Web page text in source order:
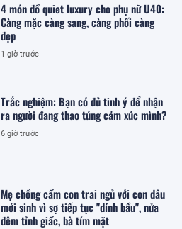
4 món đồ quiet luxury cho phụ nữ U40:
Càng mặc càng sang, càng phối càng
đẹp
1 giờ trước
Trắc nghiệm: Bạn có đủ tinh ý để nhận
ra người đang thao túng cảm xúc mình?
6 giờ trước
Mẹ chồng cấm con trai ngủ với con dâu
mới sinh vì sợ tiếp tục "dính bầu", nửa
đêm tỉnh giấc, bà tím mặt